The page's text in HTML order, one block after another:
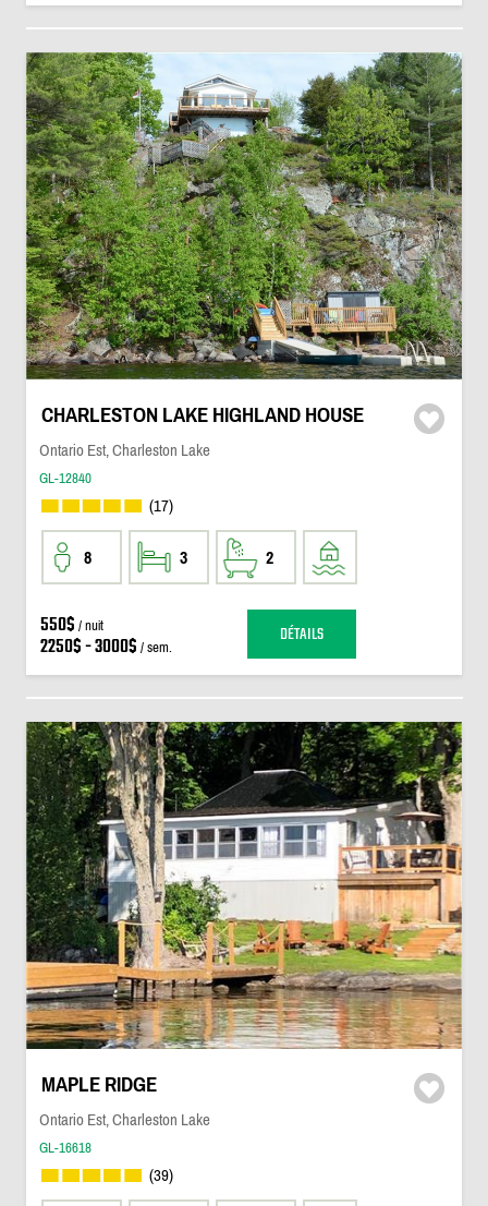
CHARLESTON LAKE HIGHLAND HOUSE
Ontario Est, Charleston Lake
GL-12840
(17)
8 3 2
550$ / nuit
2250$ - 3000$ / sem. DÉTAILS
MAPLE RIDGE
Ontario Est, Charleston Lake
GL-16618
(39)